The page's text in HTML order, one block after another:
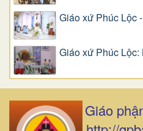
Giáo xứ Phúc Lộc
Giáo xứ Phúc
Giáo